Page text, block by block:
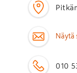
Näytä
010